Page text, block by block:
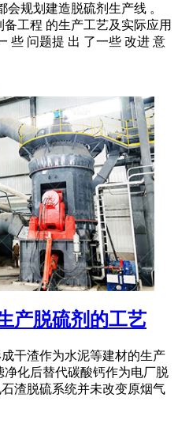
会规划建造脱硫剂生产线 。
工程 的生产工艺及实际应用
些 问题提 出 了一些 改进 意
产脱硫剂的工艺
干渣作为水泥等建材的生产
净化后替代碳酸钙作为电厂脱
渣脱硫系统并未改变原烟气